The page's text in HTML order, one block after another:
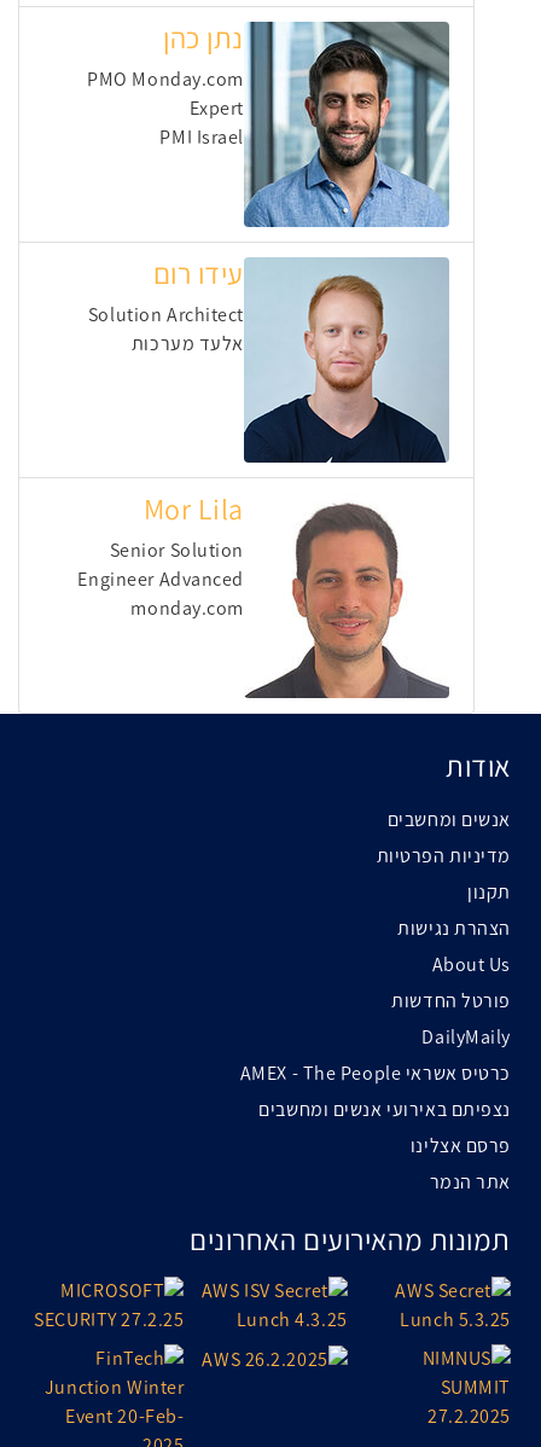
נתן כהן
PMO Monday.com
Expert
PMI Israel
עידו רום
Solution Architect
אלעד מערכות
Mor Lila
Senior Solution
Engineer Advanced
monday.com
אודות
אנשים ומחשבים
מדיניות הפרטיות
תקנון
הצהרת נגישות
About Us
פורטל החדשות
DailyMaily
כרטיס אשראי AMEX - The People
נצפיתם באירועי אנשים ומחשבים
פרסם אצלינו
אתר הנמר
תמונות מהאירועים האחרונים